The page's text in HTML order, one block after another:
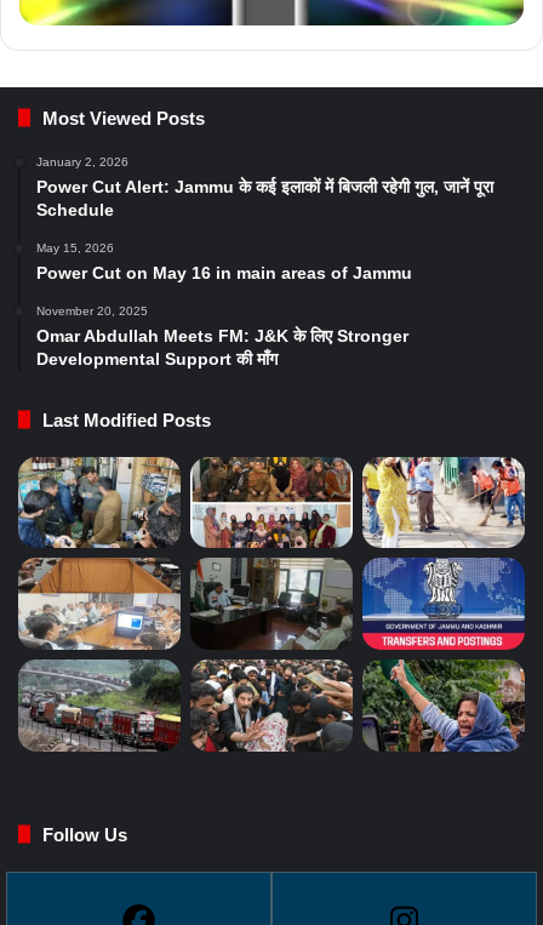
Most Viewed Posts
January 2, 2026
Power Cut Alert: Jammu के कई इलाकों में बिजली रहेगी गुल, जानें पूरा
Schedule
May 15, 2026
Power Cut on May 16 in main areas of Jammu
November 20, 2025
Omar Abdullah Meets FM: J&K के लिए Stronger
Developmental Support की माँग
Last Modified Posts
Follow Us